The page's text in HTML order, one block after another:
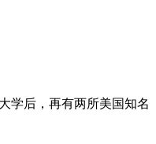
学后，再有两所美国知名